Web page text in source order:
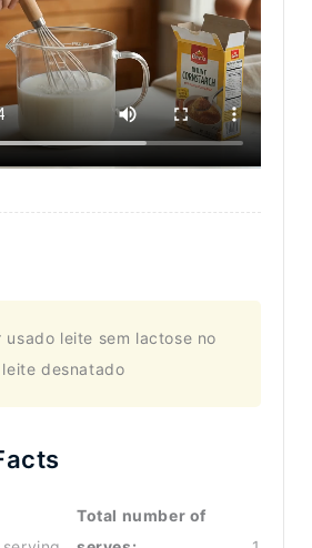
usado leite sem lactose no
desnatado
Total number of